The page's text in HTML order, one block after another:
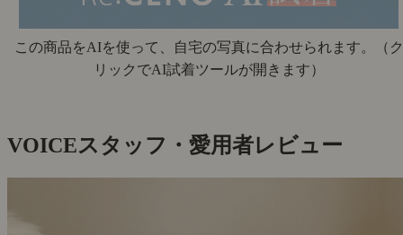
この商品をAIを使って、自宅の写真に合わせられます。
（ク
リックでAI試着ツールが開きます）
VOICEスタッフ・愛用者レビュー